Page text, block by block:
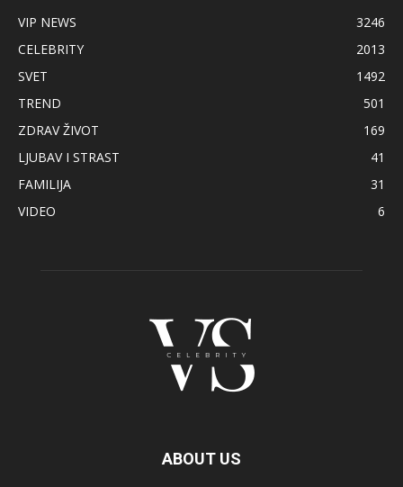
VIP NEWS
3246
CELEBRITY
2013
SVET
1492
TREND
501
ZDRAV ŽIVOT
169
LJUBAV I STRAST
41
FAMILIJA
31
VIDEO
6
ABOUT US